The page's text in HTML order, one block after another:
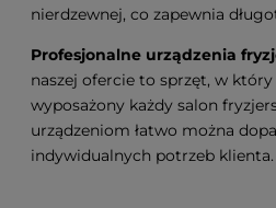
nierdzewnej, co zapewnia
Profesjonalne urządzenia
naszej ofercie to sprzęt, w
wyposażony każdy salon
urządzeniom łatwo można
indywidualnych potrzeb klienta.